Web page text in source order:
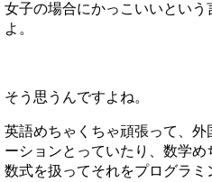
女子の場合にかっこいいとい
よ。
そう思うんですよね。
英語めちゃくちゃ頑張って、
ーションとっていたり、数学
数式を扱ってそれをプログラ